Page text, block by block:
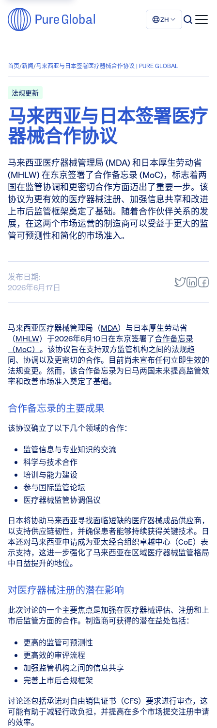
ZH
首页/新闻/马来西亚与日本签署医疗器械合作协议 | PURE GLOBAL
法规更新
马来西亚与日本签署医疗
器械合作协议
马来西亚医疗器械管理局 (MDA) 和日本厚生劳动省
(MHLW) 在东京签署了合作备忘录 (MoC)，标志着两
国在监管协调和更密切合作方面迈出了重要一步。该
协议为更有效的医疗器械注册、加强信息共享和改进
上市后监管框架奠定了基础。随着合作伙伴关系的发
展，在这两个市场运营的制造商可以受益于更大的监
管可预测性和简化的市场准入。
发布日期:
2026年6月17日
马来西亚医疗器械管理局（MDA）与日本厚生劳动省
（MHLW）于2026年6月10日在东京签署了合作备忘录
（MoC） 。该协议旨在支持双方监管机构之间的法规趋
同、协调以及更密切的合作。目前尚未宣布任何立即生效的
法规变更。然而，该合作备忘录为日马两国未来提高监管效
率和改善市场准入奠定了基础。
合作备忘录的主要成果
该协议确立了以下几个领域的合作：
监管信息与专业知识的交流
科学与技术合作
培训与能力建设
参与国际监管论坛
医疗器械监管协调倡议
日本将协助马来西亚寻找面临短缺的医疗器械成品供应商，
以支持供应链韧性，并确保患者能够持续获得关键技术。日
本还对马来西亚申请成为亚太经合组织卓越中心（CoE）表
示支持，这进一步强化了马来西亚在区域医疗器械监管格局
中日益提升的地位。
对医疗器械注册的潜在影响
此次讨论的一个主要焦点是加强在医疗器械评估、注册和上
市后监管方面的合作。制造商可获得的潜在益处包括：
更高的监管可预测性
更高效的审评流程
加强监管机构之间的信息共享
完善上市后合规框架
讨论还包括承诺对自由销售证书（CFS）要求进行审查，这
可能有助于减轻行政负担，并提高在多个市场提交注册申请
的效率。